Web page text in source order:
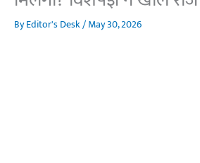
ByEditor's Desk/May 30, 2026